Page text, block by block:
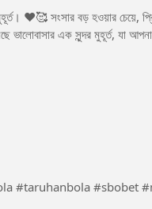
❤️🥰 সংসার বড় হওয়ার চেয়ে,
ভালোবাসার এক সুন্দর মুহূর্ত, যা